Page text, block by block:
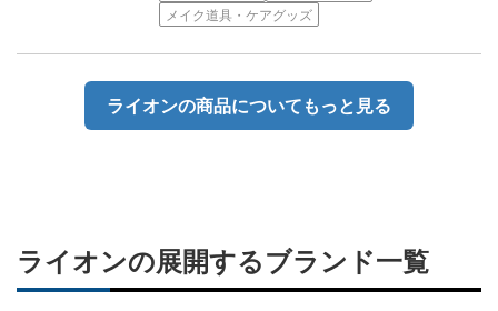
メイク道具・ケアグッズ
ライオンの商品についてもっと見る
ライオンの展開するブランド一覧